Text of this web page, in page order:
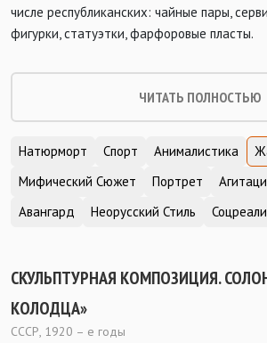
числе республиканских: чайные пары,
фигурки, статуэтки, фарфоровые пласты.
ЧИТАТЬ ПОЛНОСТЬЮ
Натюрморт Спорт Анималистика
Мифический Сюжет
Портрет
Авангард
Неорусский Стиль
СКУЛЬПТУРНАЯ КОМПОЗИЦИЯ.
КОЛОДЦА»
СССР, 1920 – е годы